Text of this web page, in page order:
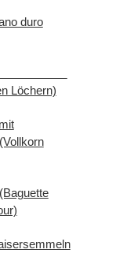
duro
buchi
Löchern)